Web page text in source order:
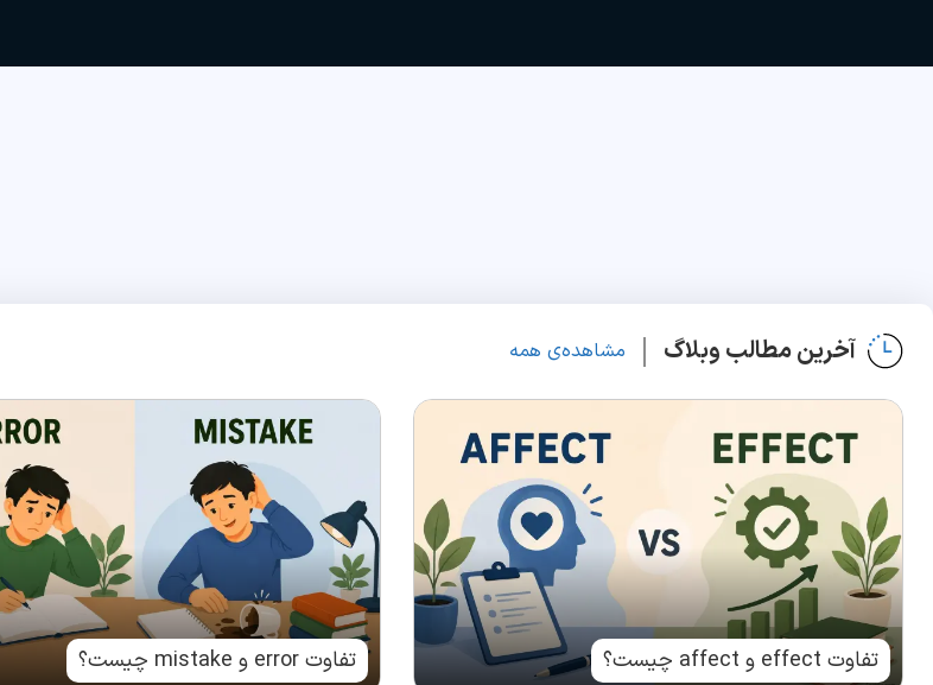
آخرین مطالب وبلاگ مشاهده‌ی همه
تفاوت effect و affect چیست؟ تفاوت error و mistake چیست؟